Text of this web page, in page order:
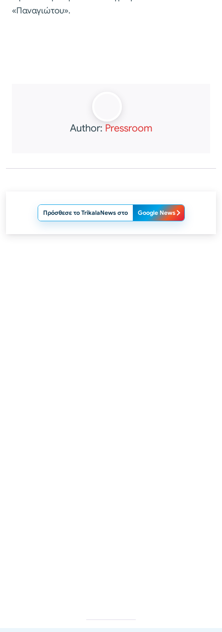
«Παναγιώτου».
Author: Pressroom
Πρόσθεσε το TrikalaNews στο Google News